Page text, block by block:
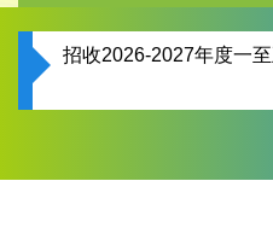
招收2026-2027年度一